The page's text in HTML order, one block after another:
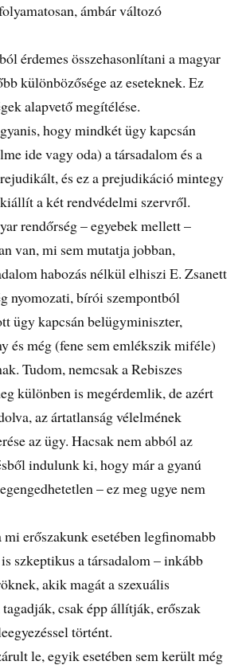
ámbár változó
érdemes összehasonlítani a magyar
különbözősége az eseteknek. Ez
alapvető megítélése.
hogy mindkét ügy kapcsán
ide vagy oda) a társadalom és a
és ez a prejudikáció mintegy
a két rendvédelmi szervről.
rendőrség – egyebek mellett –
van, mi sem mutatja jobban,
habozás nélkül elhiszi E. Zsanett
nyomozati, bírói szempontból
ügy kapcsán belügyminiszter,
és még (fene sem emlékszik miféle)
Tudom, nemcsak a Rebiszes
különben is megérdemlik, de azért
az ártatlanság vélelmének
az ügy. Hacsak nem abból az
indulunk ki, hogy már a gyanú
– ez meg ugye nem
mi erőszakunk esetében legfinomabb
szkeptikus a társadalom – inkább
akik magát a szexuális
csak épp állítják, erőszak
történt.
le, egyik esetében sem került még